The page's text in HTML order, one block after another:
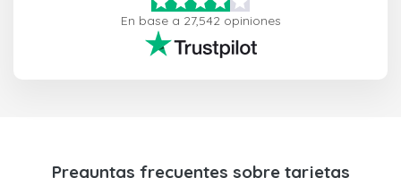
En base a 27,542 opiniones
Preguntas frecuentes sobre tarjetas